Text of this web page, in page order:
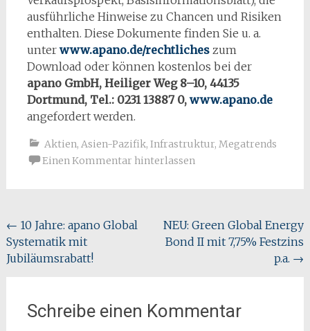
ausführliche Hinweise zu Chancen und Risiken
enthalten. Diese Dokumente finden Sie u. a.
unter www.apano.de/rechtlicheszum
Download oder können kostenlos bei der
apano GmbH, Heiliger Weg 8–10, 44135
Dortmund, Tel.: 0231 13887 0, www.apano.de
angefordert werden.
Aktien, Asien-Pazifik, Infrastruktur, Megatrends
Einen Kommentar hinterlassen
Beitragsnavigation
← 10 Jahre: apano Global
Systematik mit
Jubiläumsrabatt!
NEU: Green Global Energy
Bond II mit 7,75% Festzins
p.a. →
Schreibe einen Kommentar